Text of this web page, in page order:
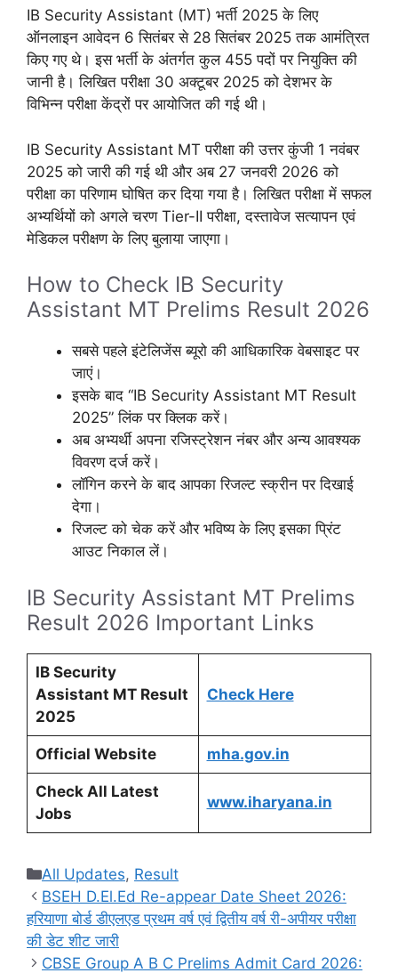
IB Security Assistant (MT) भर्ती 2025 के लिए
ऑनलाइन आवेदन 6 सितंबर से 28 सितंबर 2025 तक आमंत्रित
किए गए थे। इस भर्ती के अंतर्गत कुल 455 पदों पर नियुक्ति की
जानी है। लिखित परीक्षा 30 अक्टूबर 2025 को देशभर के
विभिन्न परीक्षा केंद्रों पर आयोजित की गई थी।
IB Security Assistant MT परीक्षा की उत्तर कुंजी 1 नवंबर
2025 को जारी की गई थी और अब 27 जनवरी 2026 को
परीक्षा का परिणाम घोषित कर दिया गया है। लिखित परीक्षा में सफल
अभ्यर्थियों को अगले चरण Tier-II परीक्षा, दस्तावेज सत्यापन एवं
मेडिकल परीक्षण के लिए बुलाया जाएगा।
How to Check IB Security
Assistant MT Prelims Result 2026
सबसे पहले इंटेलिजेंस ब्यूरो की आधिकारिक वेबसाइट पर
जाएं।
इसके बाद “IB Security Assistant MT Result
2025” लिंक पर क्लिक करें।
अब अभ्यर्थी अपना रजिस्ट्रेशन नंबर और अन्य आवश्यक
विवरण दर्ज करें।
लॉगिन करने के बाद आपका रिजल्ट स्क्रीन पर दिखाई
देगा।
रिजल्ट को चेक करें और भविष्य के लिए इसका प्रिंट
आउट निकाल लें।
IB Security Assistant MT Prelims
Result 2026 Important Links
IB Security
Assistant MT Result
2025
Check Here
Official Website mha.gov.in
Check All Latest
Jobs
www.iharyana.in
Categories
All Updates, Result
BSEH D.El.Ed Re-appear Date Sheet 2026:
हरियाणा बोर्ड डीएलएड प्रथम वर्ष एवं द्वितीय वर्ष री-अपीयर परीक्षा
की डेट शीट जारी
CBSE Group A B C Prelims Admit Card 2026: